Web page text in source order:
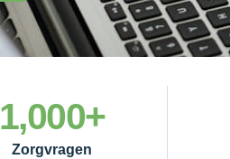
Zorgvragen
1,000+